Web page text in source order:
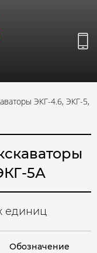
ЭКГ-4.6, ЭКГ-5,
5А
единиц
Обозначение